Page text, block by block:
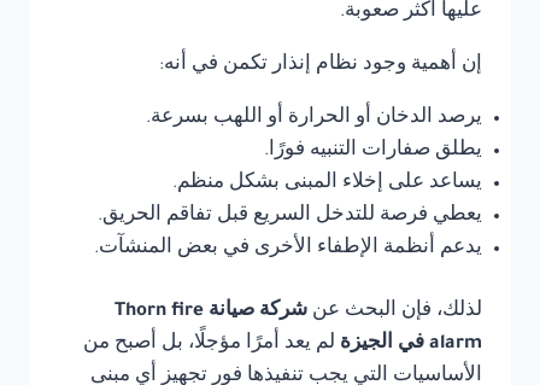
عليها أكثر صعوبة.
إن أهمية وجود نظام إنذار تكمن في أنه:
يرصد الدخان أو الحرارة أو اللهب بسرعة.
يطلق صفارات التنبيه فورًا.
يساعد على إخلاء المبنى بشكل منظم.
يعطي فرصة للتدخل السريع قبل تفاقم الحريق.
يدعم أنظمة الإطفاء الأخرى في بعض المنشآت.
لذلك، فإن البحث عن
شركة صيانة Thorn fire
alarm في الجيزة
لم يعد أمرًا مؤجلًا، بل أصبح من
الأساسيات التي يجب تنفيذها فور تجهيز أي مبنى